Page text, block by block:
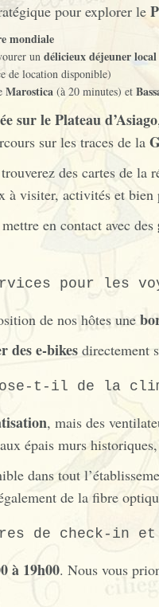
pour explorer le
mondiale
un délicieux déjeuner local
de location disponible)
Marostica (à 20 minutes) et
sur le Plateau d’Asiago
sur les traces de la
des cartes de la
à visiter, activités et bien
en contact avec des
pour les
de nos hôtes une
des e-bikes directement
t-il de la
, mais des
épais murs
dans tout
de la fibre
de check-in et
à 19h00. Nous vous